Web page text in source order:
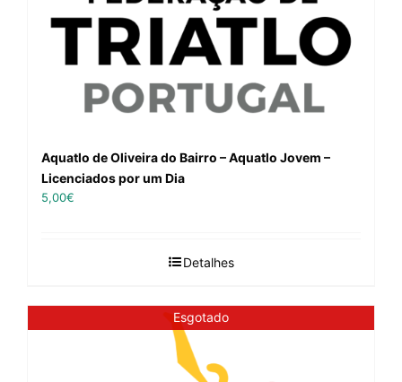
Aquatlo de Oliveira do Bairro – Aquatlo Jovem –
Licenciados por um Dia
5,00€
Detalhes
Esgotado